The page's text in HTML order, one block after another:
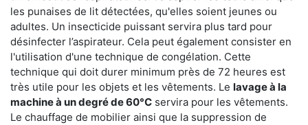
les punaises de lit détectées, qu'elles soient jeunes ou
adultes. Un insecticide puissant servira plus tard pour
désinfecter l’aspirateur. Cela peut également consister en
l'utilisation d'une technique de congélation. Cette
technique qui doit durer minimum près de 72 heures est
très utile pour les objets et les vêtements. Le lavage à la
machine à un degré de 60°C servira pour les vêtements.
Le chauffage de mobilier ainsi que la suppression de